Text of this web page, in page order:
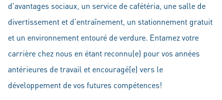
d’avantages sociaux, un service de cafétéria, une salle de
divertissement et d’entraînement, un stationnement gratuit
et un environnement entouré de verdure. Entamez votre
carrière chez nous en étant reconnu(e) pour vos années
antérieures de travail et encouragé(e) vers le
développement de vos futures compétences!